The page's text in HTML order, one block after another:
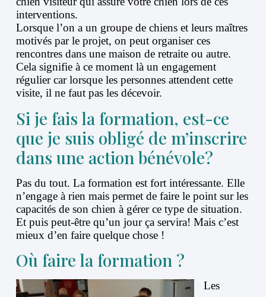
interventions.
Lorsque l’on a un groupe de chiens et leurs maîtres
motivés par le projet, on peut organiser ces
rencontres dans une maison de retraite ou autre.
Cela signifie à ce moment là un engagement
régulier car lorsque les personnes attendent cette
visite, il ne faut pas les décevoir.
Si je fais la formation, est-ce
que je suis obligé de m’inscrire
dans une action bénévole?
Pas du tout. La formation est fort intéressante. Elle
n’engage à rien mais permet de faire le point sur les
capacités de son chien à gérer ce type de situation.
Et puis peut-être qu’un jour ça servira! Mais c’est
mieux d’en faire quelque chose !
Où faire la formation ?
Les